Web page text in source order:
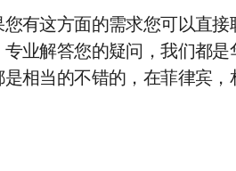
有这方面的需求您可以直
业解答您的疑问，我们都是
相当的不错的，在菲律宾